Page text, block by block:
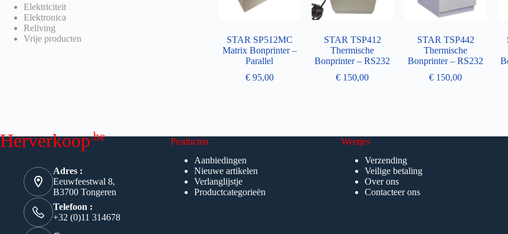
STAR SP512MC
Matrix Bonprinter –
Parallel
€95,00
STAR TSP412
Thermische
Bonprinter – RS232
€ 150,00
STAR TSP442
Thermische
Bonprinter – RS232
€ 150,00
Elektriciteit
Elektronica
Reliving
Vrije producten
Herverkoop.be
Adres :
Eeuwfeestwal 8,
B3700 Tongeren
Telefoon :
+32 (0)11 314678
Producten
Aanbiedingen
Nieuwe artikelen
Verlanglijstje
Productcategorieën
Weetjes
Verzending
Veilige betaling
Over ons
Contacteer ons